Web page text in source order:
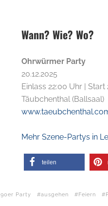
Wann? Wie? Wo?
Ohrwürmer Party
20.12.2025
Einlass 22:00 Uhr | Start
Täubchenthal (Ballsaal)
Mehr Szene-Partys in
teilen
90er Party ausgehen Feiern